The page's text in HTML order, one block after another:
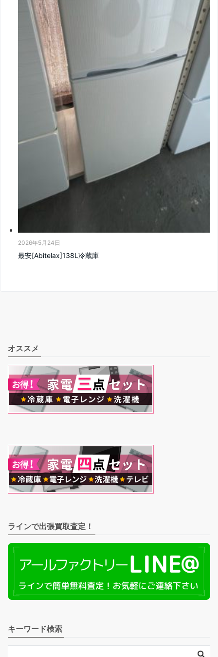
2026年5月24日
最安[Abitelax]138L冷蔵庫
オススメ
ラインで出張買取査定！
キーワード検索